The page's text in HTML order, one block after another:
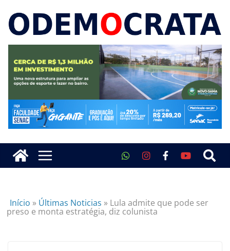
Início » Últimas Noticias » Lula admite que pode ser
preso e monta estratégia, diz colunista